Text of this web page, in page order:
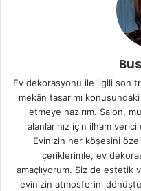
Ev dekorasyonu ile ilgili son
mekân tasarımı
etmeye hazırım. Salon,
alanlarınız için ilham
Evinizin her köşesini
içeriklerimle, ev
amaçlıyorum. Siz de estetik
evinizin atmosferini